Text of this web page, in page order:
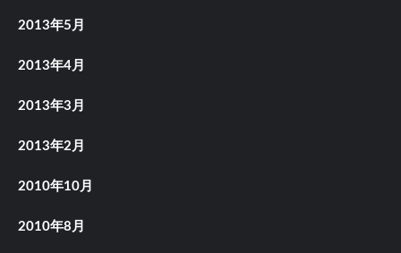
2013年5月
2013年4月
2013年3月
2013年2月
2010年10月
2010年8月